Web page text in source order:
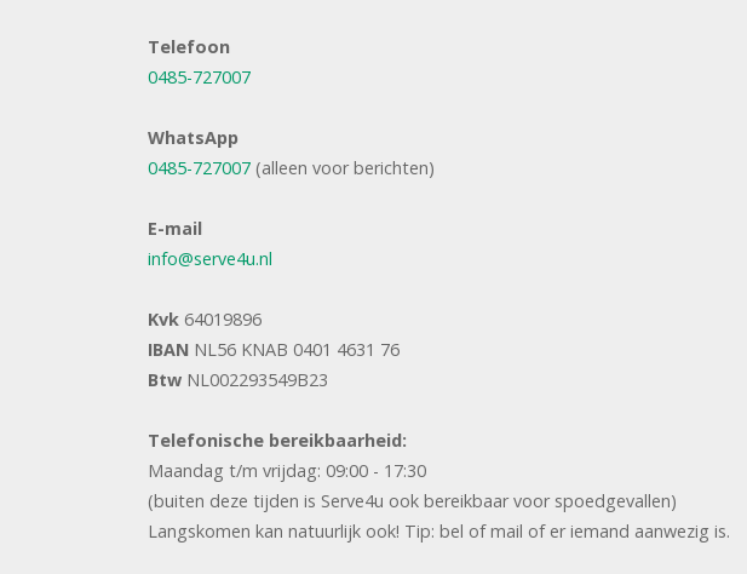
Telefoon
0485-727007
WhatsApp
0485-727007 (alleen voor berichten)
E-mail
info@serve4u.nl
Kvk 64019896
IBAN NL56 KNAB 0401 4631 76
Btw NL002293549B23
Telefonische bereikbaarheid:
Maandag t/m vrijdag: 09:00 - 17:30
(buiten deze tijden is Serve4u ook bereikbaar voor spoedgevallen)
Langskomen kan natuurlijk ook! Tip: bel of mail of er iemand aanwezig is.